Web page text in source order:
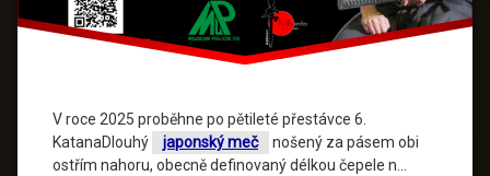
V roce 2025 proběhne po pětileté přestávce 6.
KatanaDlouhý
japonský meč
nošený za pásem obi
ostřím nahoru, obecně definovaný délkou čepele n…